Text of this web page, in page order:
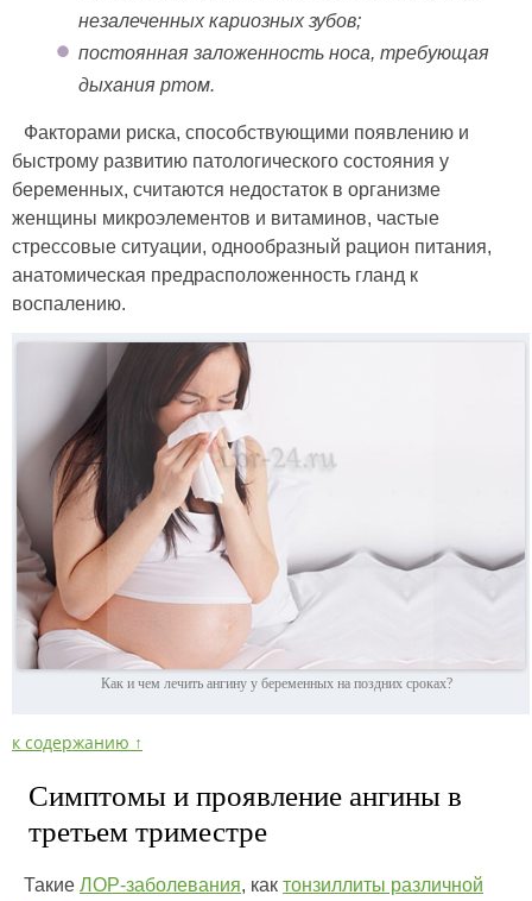
незалеченных кариозных зубов;
постоянная заложенность носа, требующая
дыхания ртом.
Факторами риска, способствующими появлению и
быстрому развитию патологического состояния у
беременных, считаются недостаток в организме
женщины микроэлементов и витаминов, частые
стрессовые ситуации, однообразный рацион питания,
анатомическая предрасположенность гланд к
воспалению.
Как и чем лечить ангину у беременных на поздних сроках?
к содержанию ↑
Симптомы и проявление ангины в
третьем триместре
Такие ЛОР-заболевания, как тонзиллиты различной